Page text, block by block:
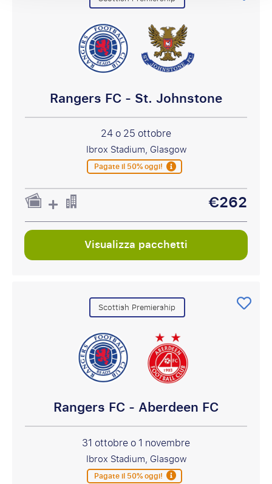
Rangers FC - St. Johnstone
24 o 25 ottobre
Ibrox Stadium, Glasgow
Pagate il 50% oggi!
€262
Visualizza pacchetti
Scottish Premiership
Rangers FC - Aberdeen FC
31 ottobre o 1 novembre
Ibrox Stadium, Glasgow
Pagate il 50% oggi!